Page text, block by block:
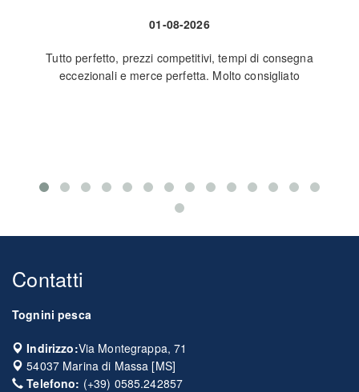
01-08-2026
Tutto perfetto, prezzi competitivi, tempi di consegna
eccezionali e merce perfetta. Molto consigliato
Contatti
Tognini pesca
Indirizzo:Via Montegrappa, 71
54037 Marina di Massa [MS]
Telefono: (+39) 0585.242857